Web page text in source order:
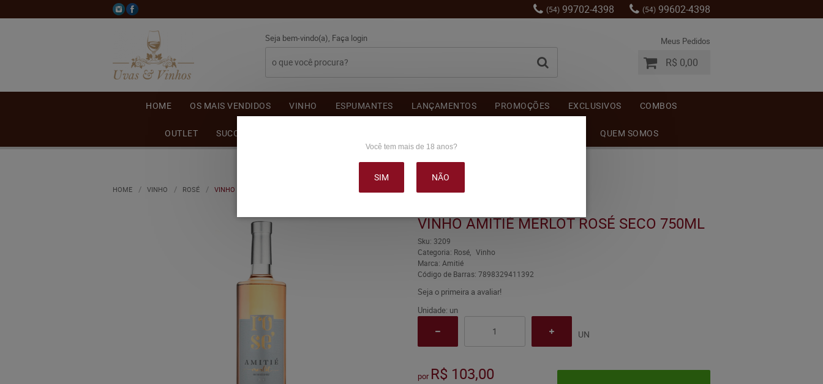
(54) 99702-4398 (54) 99602-4398
Seja bem-vindo(a), Faça login Meus Pedidos
R$ 0,00
HOME OS MAIS VENDIDOS VINHO ESPUMANTES LANÇAMENTOS PROMOÇÕES EXCLUSIVOS COMBOS
OUTLET SUCO DE UVA QUEM SOMOS
HOME VINHO ROSÉ VINHO AMITIÉ MERLOT ROSÉ SECO 750ML
VINHO AMITIÉ MERLOT ROSÉ SECO 750ML
Sku: 3209
Categoria: Rosé
Vinho
Marca: Amitié
Código de Barras: 7898329411392
Seja o primeira a avaliar!
Unidade: un
UN
por R$ 103,00
Você tem mais de 18 anos?
SIM NÃO